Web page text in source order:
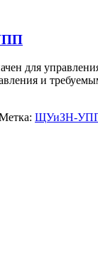
для
и
ЩУиЗН-